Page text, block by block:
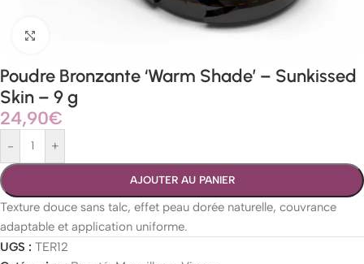
Poudre Bronzante ‘Warm Shade’ – Sunkissed
Skin – 9 g
24,90€
- +
AJOUTER AU PANIER
Texture douce sans talc, effet peau dorée naturelle, couvrance
adaptable et application uniforme.
UGS : TER12